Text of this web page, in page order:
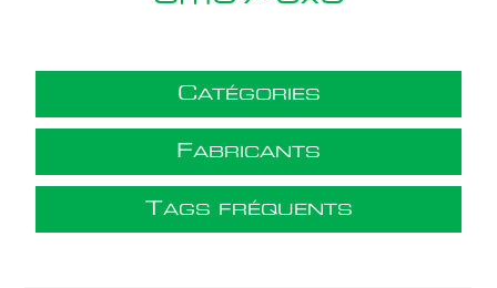
CATÉGORIES
FABRICANTS
TAGS FRÉQUENTS